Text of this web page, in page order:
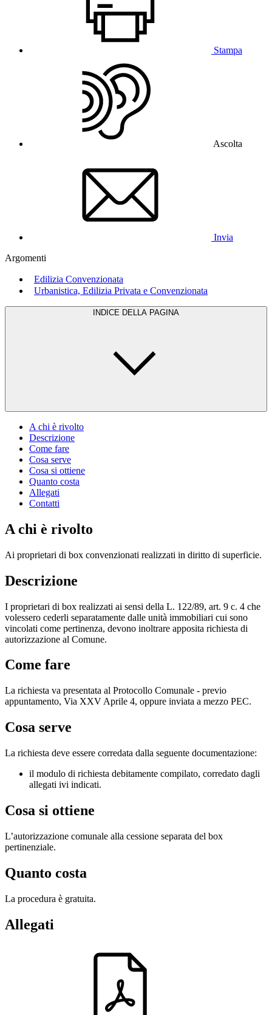
Stampa
Ascolta
Invia
Argomenti
Edilizia Convenzionata
Urbanistica, Edilizia Privata e Convenzionata
INDICE DELLA PAGINA
A chi è rivolto
Descrizione
Come fare
Cosa serve
Cosa si ottiene
Quanto costa
Allegati
Contatti
A chi è rivolto
Ai proprietari di box convenzionati realizzati in diritto di superficie.
Descrizione
I proprietari di box realizzati ai sensi della L. 122/89, art. 9 c. 4 che
volessero cederli separatamente dalle unità immobiliari cui sono
vincolati come pertinenza, devono inoltrare apposita richiesta di
autorizzazione al Comune.
Come fare
La richiesta va presentata al Protocollo Comunale - previo
appuntamento, Via XXV Aprile 4, oppure inviata a mezzo PEC.
Cosa serve
La richiesta deve essere corredata dalla seguente documentazione:
il modulo di richiesta debitamente compilato, corredato dagli
allegati ivi indicati.
Cosa si ottiene
L’autorizzazione comunale alla cessione separata del box
pertinenziale.
Quanto costa
La procedura è gratuita.
Allegati